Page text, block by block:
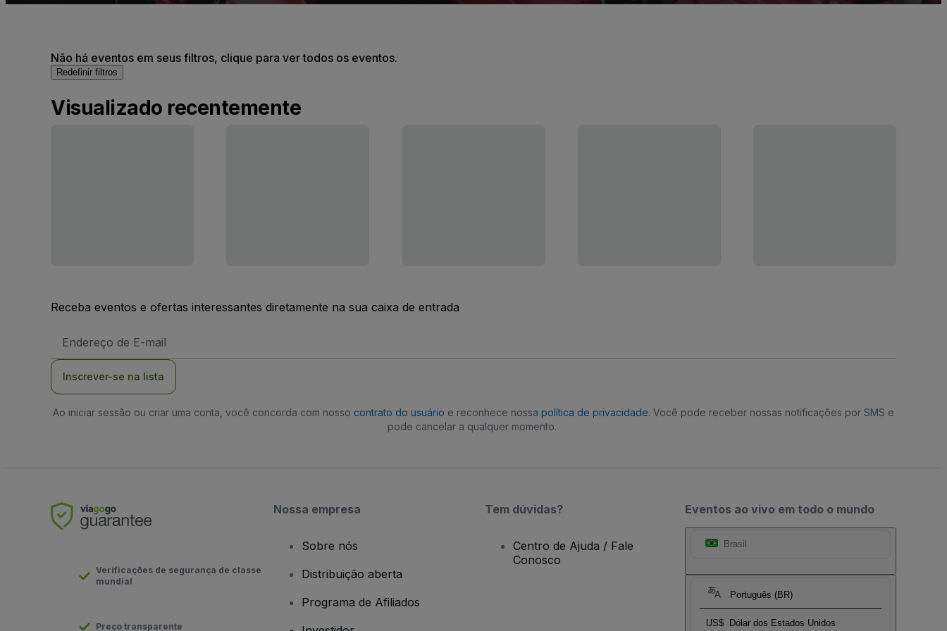
Não há eventos em seus filtros, clique para ver todos os eventos.
Redefinir filtros
Visualizado recentemente
Receba eventos e ofertas interessantes diretamente na sua caixa de entrada
de
Inscrever-se na lista
Ao iniciar sessão ou criar uma conta, você concorda com nosso contrato do usuário e reconhece nossa política de privacidade. Você pode receber nossas notificações por SMS e
pode cancelar a qualquer momento.
Eventos ao vivo em todo o mundo
Brasil
Português (BR)
US$ Dólar dos Estados Unidos
Verificações de segurança de classe
mundial
Preço transparente
Nossa empresa
Sobre nós
Distribuição aberta
Programa de Afiliados
Tem dúvidas?
Centro de Ajuda / Fale
Conosco